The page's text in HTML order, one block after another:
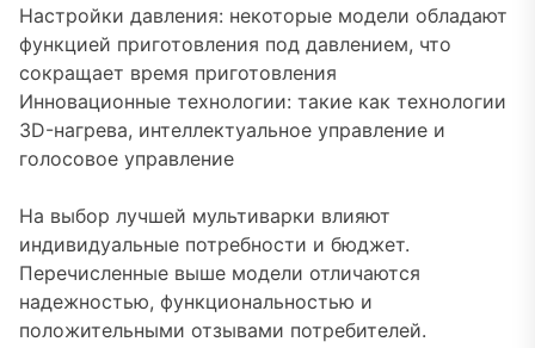
Настройки давления: некоторые модели обладают
функцией приготовления под давлением, что
сокращает время приготовления
Инновационные технологии: такие как технологии
3D-нагрева, интеллектуальное управление и
голосовое управление
На выбор лучшей мультиварки влияют
индивидуальные потребности и бюджет.
Перечисленные выше модели отличаются
надежностью, функциональностью и
положительными отзывами потребителей.